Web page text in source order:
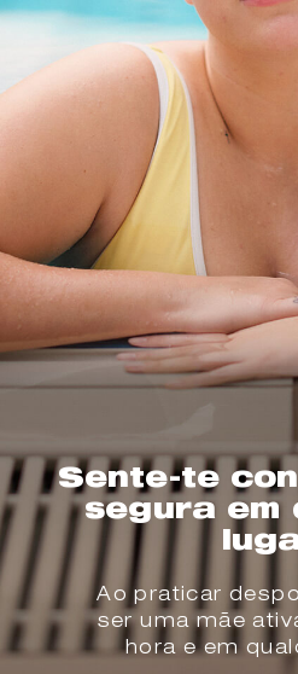
Sente-te
segura em
Ao praticar
ser uma mãe
hora e em